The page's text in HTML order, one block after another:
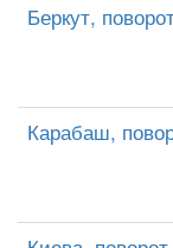
Беркут,
Карабаш,